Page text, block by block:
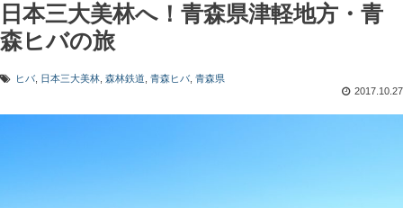
日本三大美林へ！青森県津軽地方・青
森ヒバの旅
ヒバ 日本三大美林 森林鉄道 青森ヒバ 青森県
2017.10.27